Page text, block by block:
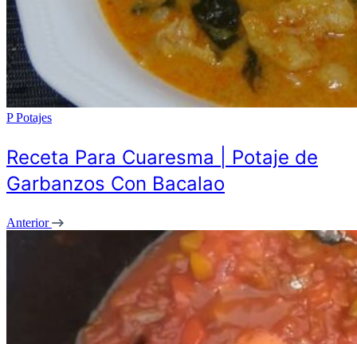
P Potajes
Receta Para Cuaresma | Potaje de
Garbanzos Con Bacalao
Anterior